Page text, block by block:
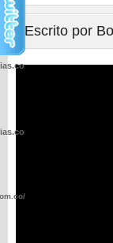
Escrito por
wp-
wp-
wp-